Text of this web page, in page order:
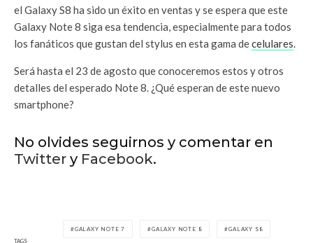
el Galaxy S8 ha sido un éxito en ventas y se espera que este
Galaxy Note 8 siga esa tendencia, especialmente para todos
los fanáticos que gustan del stylus en esta gama decelulares
Será hasta el 23 de agosto que conoceremos estos y otros
detalles del esperado Note 8. ¿Qué esperan de este nuevo
smartphone?
No olvides seguirnos y comentar en
Twitter y Facebook.
TAGS
GALAXY NOTE 7 GALAXY NOTE 8 GALAXY S8